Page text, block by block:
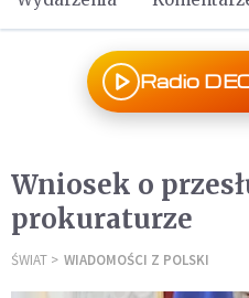
Radio
Wniosek o
prokuraturze
ŚWIAT WIADOMOŚCI Z POLSKI